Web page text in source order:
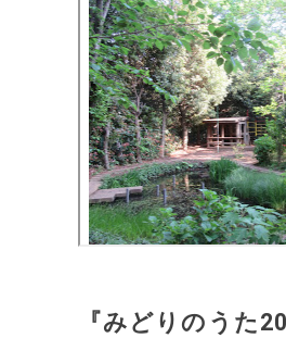
『みどりのうた